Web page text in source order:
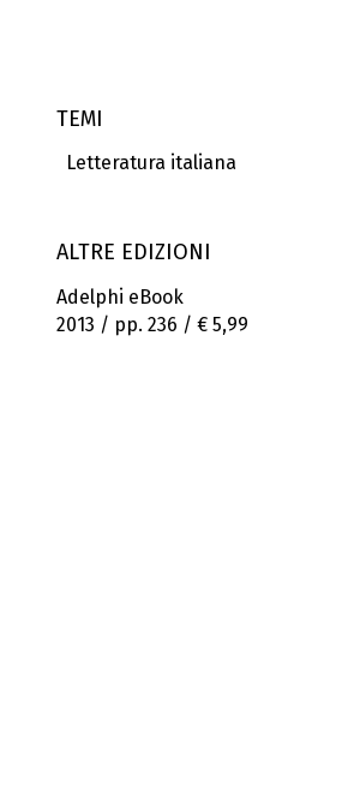
TEMI
Letteratura italiana
ALTRE EDIZIONI
Adelphi eBook
2013 / pp. 236 / € 5,99